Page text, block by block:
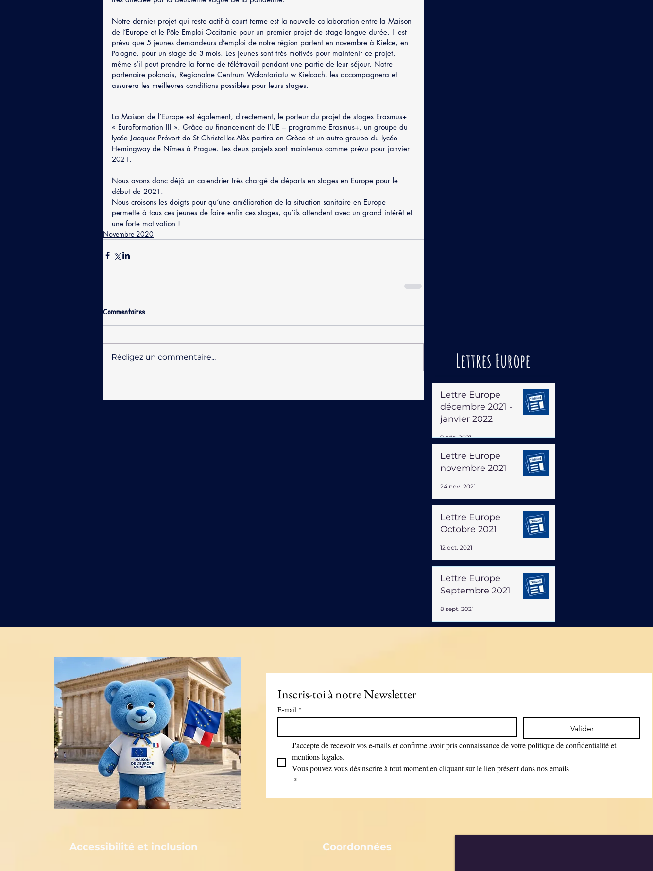
Notre dernier projet qui reste actif à court terme est la nouvelle collaboration entre la Maison
de l’Europe et le Pôle Emploi Occitanie pour un premier projet de stage longue durée. Il est
prévu que 5 jeunes demandeurs d’emploi de notre région partent en novembre à Kielce, en
Pologne, pour un stage de 3 mois. Les jeunes sont très motivés pour maintenir ce projet,
même s’il peut prendre la forme de télétravail pendant une partie de leur séjour. Notre
partenaire polonais, Regionalne Centrum Wolontariatu w Kielcach, les accompagnera et
assurera les meilleures conditions possibles pour leurs stages.
La Maison de l’Europe est également, directement, le porteur du projet de stages Erasmus+
« EuroFormation III ». Grâce au financement de l’UE – programme Erasmus+, un groupe du
lycée Jacques Prévert de St Christol-les-Alès partira en Grèce et un autre groupe du lycée
Hemingway de Nîmes à Prague. Les deux projets sont maintenus comme prévu pour janvier
2021.
Nous avons donc déjà un calendrier très chargé de départs en stages en Europe pour le
début de 2021.
Nous croisons les doigts pour qu’une amélioration de la situation sanitaire en Europe
permette à tous ces jeunes de faire enfin ces stages, qu’ils attendent avec un grand intérêt et
une forte motivation !
Novembre 2020
Commentaires
Rédigez un commentaire... Lettres Europe
Lettre Europe
décembre 2021 -
janvier 2022
9 déc. 2021
Lettre Europe
novembre 2021
24 nov. 2021
Lettre Europe
Octobre 2021
12 oct. 2021
Lettre Europe
Septembre 2021
8 sept. 2021
Accessibilité et inclusion
Inscris-toi à notre Newsletter
E-mail *
Valider
J'accepte de recevoir vos e-mails et confirme avoir pris connaissance de votre politique de confidentialité et
mentions légales.
Vous pouvez vous désinscrire à tout moment en cliquant sur le lien présent dans nos emails
*
Coordonnées